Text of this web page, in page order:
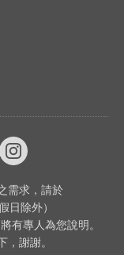
需求，請於
日除外）
有專人為您說明。
謝謝。